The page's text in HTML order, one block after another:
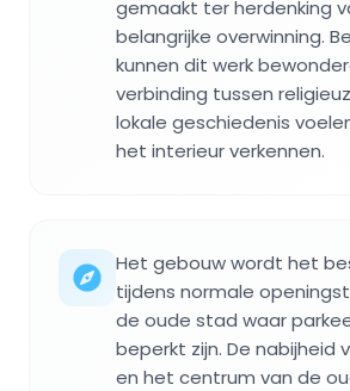
gemaakt ter herdenking
belangrijke overwinning.
kunnen dit werk
verbinding tussen
lokale geschiedenis
het interieur verkennen.
Het gebouw wordt het
tijdens normale
de oude stad waar
beperkt zijn. De nabijheid
en het centrum van de